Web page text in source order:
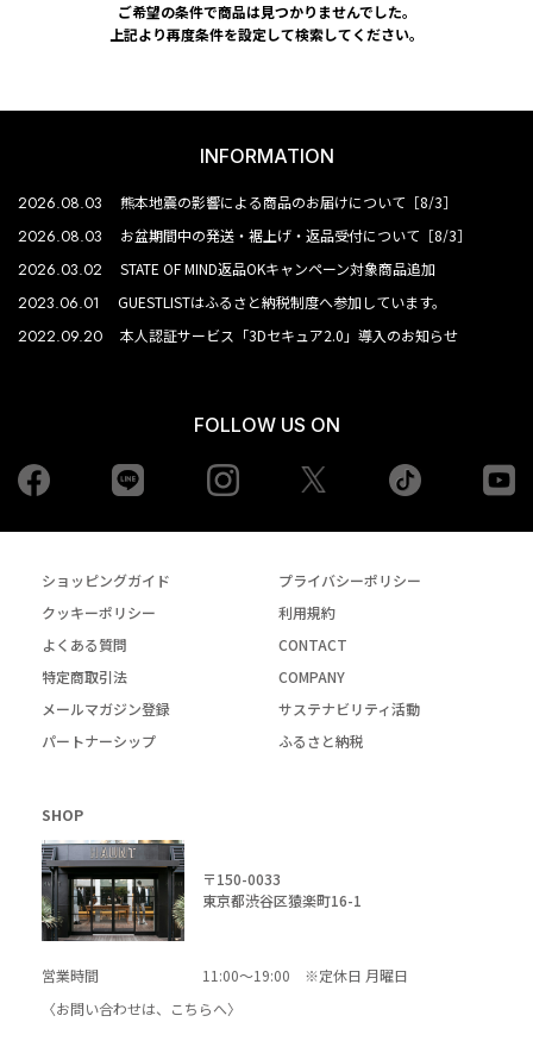
ご希望の条件で商品は見つかりませんでした。
上記より再度条件を設定して検索してください。
INFORMATION
2026.08.03 熊本地震の影響による商品のお届けについて［8/3］
2026.08.03 お盆期間中の発送・裾上げ・返品受付について［8/3］
2026.03.02 STATE OF MIND返品OKキャンペーン対象商品追加
2023.06.01 GUESTLISTはふるさと納税制度へ参加しています。
2022.09.20 本人認証サービス「3Dセキュア2.0」導入のお知らせ
FOLLOW US ON
Facebook Instagram tiktok
ショッピングガイド
プライバシーポリシー
クッキーポリシー
利用規約
よくある質問
CONTACT
特定商取引法
COMPANY
メールマガジン登録
サステナビリティ活動
パートナーシップ
ふるさと納税
SHOP
〒150-0033
東京都渋谷区猿楽町16-1
営業時間
11:00～19:00 ※定休日 月曜日
〈お問い合わせは、
こちらへ〉